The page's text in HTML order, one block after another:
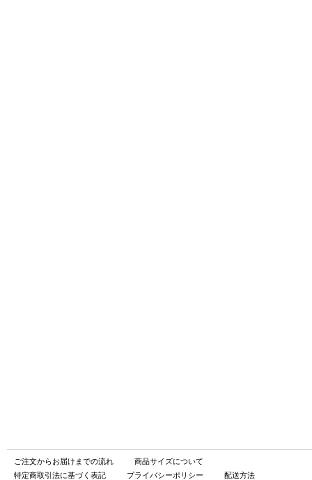
ご注文からお届けまでの流れ
商品サイズについて
特定商取引法に基づく表記
プライバシーポリシー 配送方法